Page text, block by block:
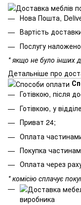
Нова Пошта,
Вартість
Послугу
* якщо не було інших
Детальніше про
Готівкою, після
Готівкою, у
Приват 24;
Оплата
Покупка
Оплата через
* комісію сплачує
виробника